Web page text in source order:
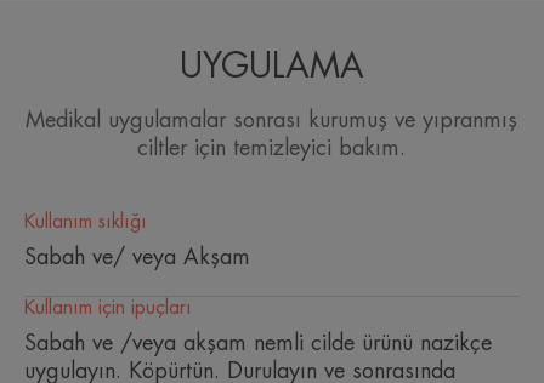
• SOOTHING : for fragile skin.
Dokunun faydaları
Hassas bir şekilde temizlenmiş ve rahat bir cilt için zengin
doku ve köpüren kremsi yapı..
UYGULAMA
Medikal uygulamalar sonrası kurumuş ve yıpranmış
ciltler için temizleyici bakım.
Kullanım sıklığı
Sabah ve/ veya Akşam
Kullanım için ipuçları
Sabah ve /veya akşam nemli cilde ürünü nazikçe
uygulayın. Köpürtün. Durulayın ve sonrasında